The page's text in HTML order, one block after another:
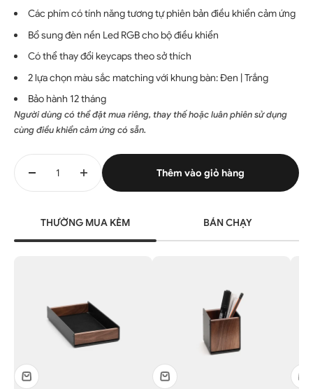
Các phím có tính năng tương tự phiên bản điều khiển cảm ứng
Bổ sung đèn nền Led RGB cho bộ điều khiển
Có thể thay đổi keycaps theo sở thích
2 lựa chọn màu sắc matching với khung bàn: Đen | Trắng
Bảo hành 12 tháng
Người dùng có thể đặt mua riêng, thay thế hoặc luân phiên sử dụng
cùng điều khiển cảm ứng có sẵn.
Thêm vào giỏ hàng
THƯỜNG MUA KÈM BÁN CHẠY